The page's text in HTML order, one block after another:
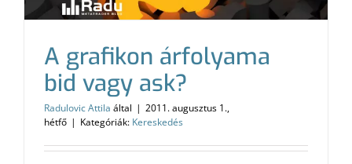
A grafikon árfolyama
bid vagy ask?
Radulovic Attila által | 2011. augusztus 1.,
hétfő | Kategóriák: Kereskedés